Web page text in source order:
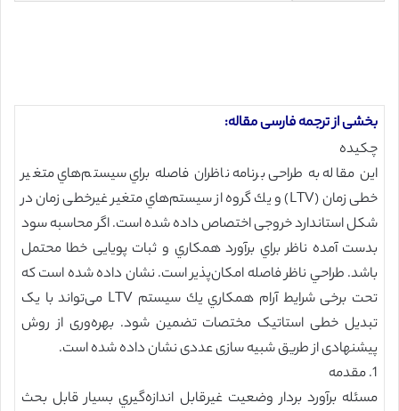
بخشی از ترجمه فارسی مقاله:
چکیده
این مقاله به طراحی برنامه ناظران فاصله براي سیستم‌هاي متغیر
خطی زمان (LTV) و يك گروه از سیستم‌هاي متغیر غيرخطی زمان در
شکل استاندارد خروجی اختصاص داده شده است. اگر محاسبه سود
بدست آمده ناظر براي برآورد همكاري و ثبات پویایی خطا محتمل
باشد. طراحي ناظر فاصله امکان‌پذیر است. نشان داده شده است که
تحت برخی شرایط آرام همكاري يك سیستم LTV می‌تواند با یک
تبدیل خطی استاتیک مختصات تضمین شود. بهره‌وری از روش
پیشنهادی از طریق شبیه سازی عددی نشان داده شده است.
1. مقدمه
مسئله برآورد بردار وضعيت غيرقابل اندازه‌گيري بسیار قابل بحث